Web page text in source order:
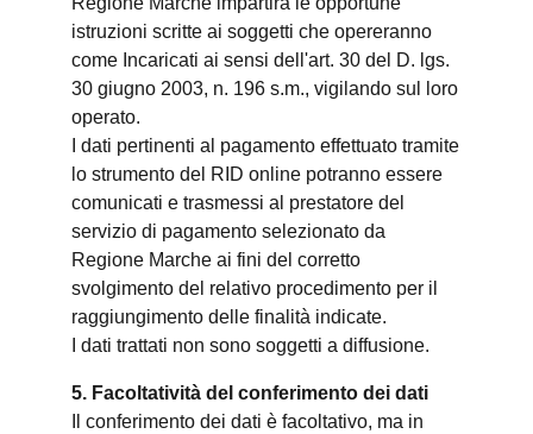
istruzioni scritte ai soggetti che opereranno
come Incaricati ai sensi dell'art. 30 del D. lgs.
30 giugno 2003, n. 196 s.m., vigilando sul loro
operato.
I dati pertinenti al pagamento effettuato tramite
lo strumento del RID online potranno essere
comunicati e trasmessi al prestatore del
servizio di pagamento selezionato da
Regione Marche ai fini del corretto
svolgimento del relativo procedimento per il
raggiungimento delle finalità indicate.
I dati trattati non sono soggetti a diffusione.
5. Facoltatività del conferimento dei dati
Il conferimento dei dati è facoltativo, ma in